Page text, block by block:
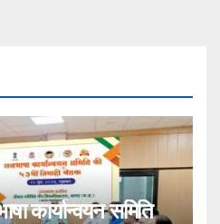
कार्यान्वयन समिति